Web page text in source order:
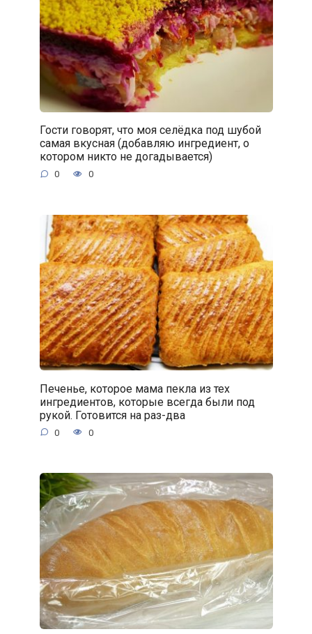
Гости говорят, что моя селёдка под шубой
самая вкусная (добавляю ингредиент, о
котором никто не догадывается)
0 0
Печенье, которое мама пекла из тех
ингредиентов, которые всегда были под
рукой. Готовится на раз-два
0 0